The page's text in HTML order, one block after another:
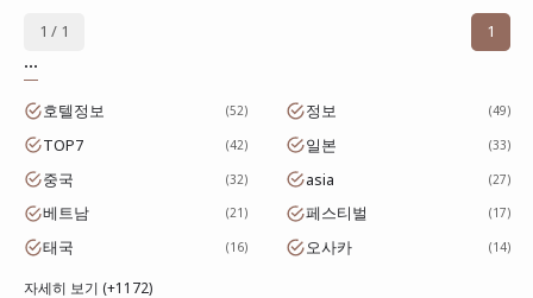
1 / 1
1
...
호텔정보 52 정보 49
TOP7 42 일본 33
중국 32 asia 27
베트남 21 페스티벌 17
태국 16 오사카 14
자세히 보기 (+1172)